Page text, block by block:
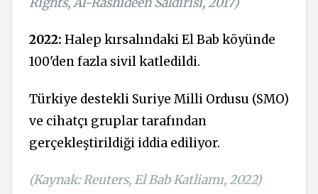
2022: Halep kırsalındaki El Bab köyünde
100'den fazla sivil katledildi.
Türkiye destekli Suriye Milli Ordusu (SMO)
ve cihatçı gruplar tarafından
gerçekleştirildiği iddia ediliyor.
(Kaynak: Reuters, El Bab Katliamı, 2022)